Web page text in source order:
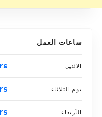
ساعات العمل
الاثنين
يوم الثلاثاء
الأربعاء